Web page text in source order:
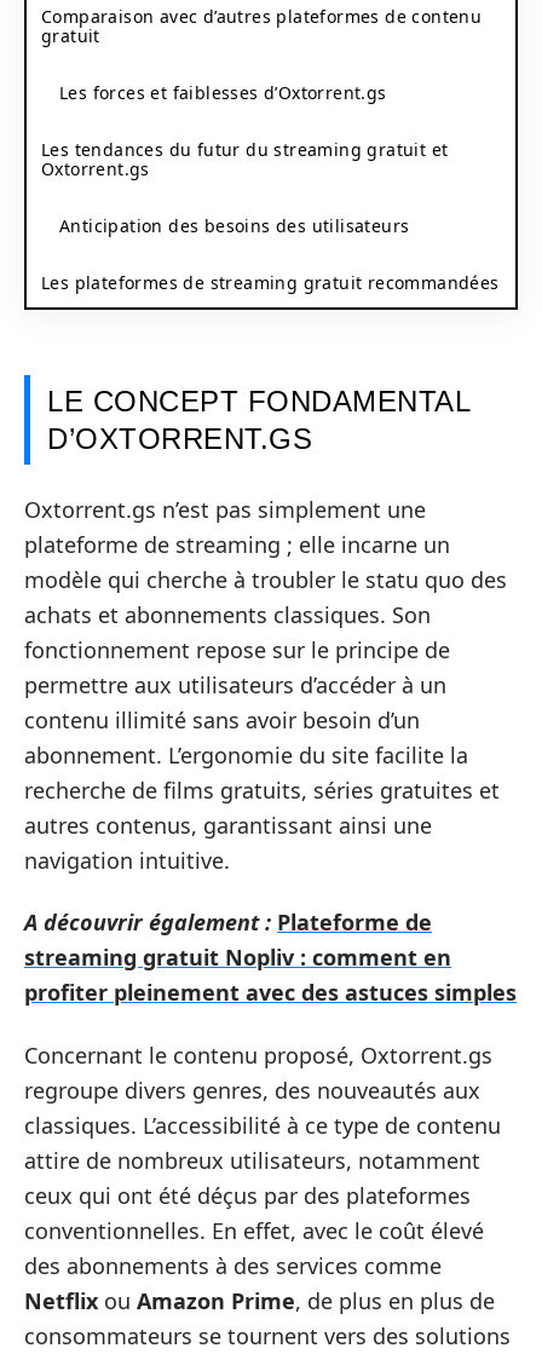
Comparaison avec d’autres plateformes de contenu
gratuit
Les forces et faiblesses d’Oxtorrent.gs
Les tendances du futur du streaming gratuit et
Oxtorrent.gs
Anticipation des besoins des utilisateurs
Les plateformes de streaming gratuit recommandées
LE CONCEPT FONDAMENTAL
D’OXTORRENT.GS
Oxtorrent.gs n’est pas simplement une
plateforme de streaming ; elle incarne un
modèle qui cherche à troubler le statu quo des
achats et abonnements classiques. Son
fonctionnement repose sur le principe de
permettre aux utilisateurs d’accéder à un
contenu illimité sans avoir besoin d’un
abonnement. L’ergonomie du site facilite la
recherche de films gratuits, séries gratuites et
autres contenus, garantissant ainsi une
navigation intuitive.
A découvrir également : Plateforme de
streaming gratuit Nopliv : comment en
profiter pleinement avec des astuces simples
Concernant le contenu proposé, Oxtorrent.gs
regroupe divers genres, des nouveautés aux
classiques. L’accessibilité à ce type de contenu
attire de nombreux utilisateurs, notamment
ceux qui ont été déçus par des plateformes
conventionnelles. En effet, avec le coût élevé
des abonnements à des services comme
Netflix ou Amazon Prime, de plus en plus de
consommateurs se tournent vers des solutions